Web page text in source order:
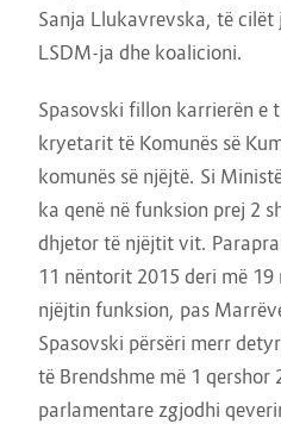
Sanja Llukavrevska, të cilët
LSDM-ja dhe koalicioni.
Spasovski fillon karrierën e
kryetarit të Komunës së
komunës së njëjtë. Si
ka qenë në funksion prej 2
dhjetor të njëjtit vit.
11 nëntorit 2015 deri më
njëjtin funksion, pas
Spasovski përsëri merr
të Brendshme më 1 qershor
parlamentare zgjodhi